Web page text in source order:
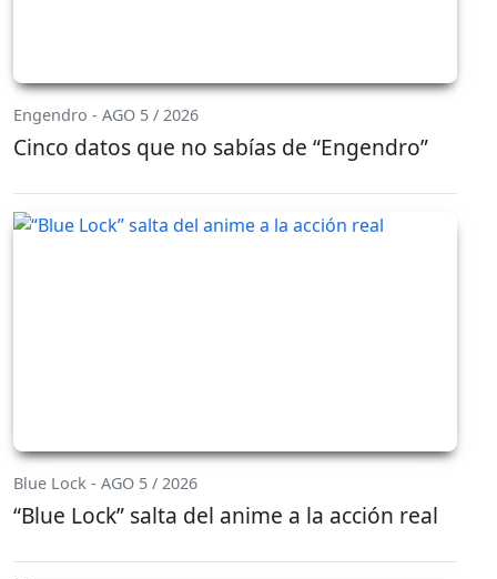
Engendro - AGO 5 / 2026
Cinco datos que no sabías de “Engendro”
Blue Lock - AGO 5 / 2026
“Blue Lock” salta del anime a la acción real